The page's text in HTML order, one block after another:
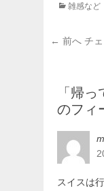
カ
リ
雑感など
投
ゲ
← 前へ 前
チ
「帰
のフィ
スイスは